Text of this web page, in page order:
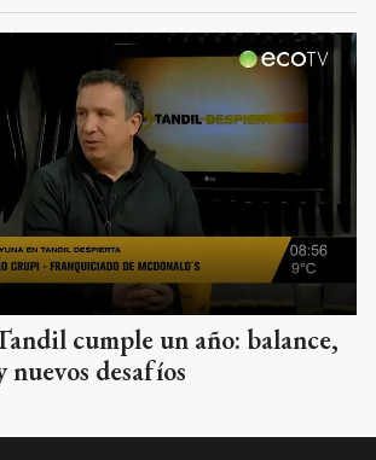
cumple un año: balance,
desafíos